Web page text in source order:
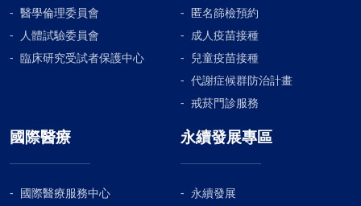
醫學倫理委員會
人體試驗委員會
臨床研究受試者保護中心
匿名篩檢預約
成人疫苗接種
兒童疫苗接種
代謝症候群防治計畫
戒菸門診服務
國際醫療
國際醫療服務中心
永續發展專區
永續發展